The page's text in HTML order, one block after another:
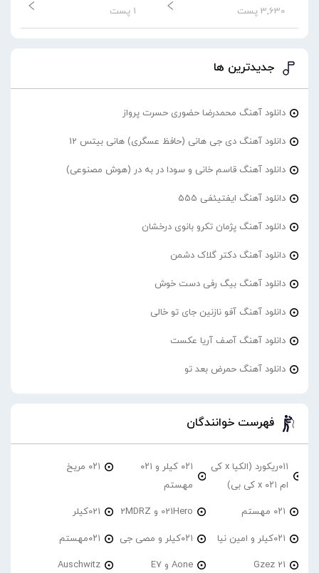
3,630 پست
1 پست
جدیدترین ها
دانلود آهنگ محمدرضا حضورى حسرت پرواز
دانلود آهنگ دی جی هانی (حافظ عسگری) هانی بیتس 12
دانلود آهنگ قاسم خانی و سودا در به در (هوش مصنوعی)
دانلود آهنگ ایفتیئفی 555
دانلود آهنگ پژمان تکرو بانوی درخشان
دانلود آهنگ دکتر گلاک دشمن
دانلود آهنگ بیگ رفی دست خوش
دانلود آهنگ آفو نازنین جای تو خالی
دانلود آهنگ آصف آریا عکست
دانلود آهنگ حمرض بعد تو
فهرست خوانندگان
۰۱۱ریکورد (الکیا x کی
ام ۰۲۱ x کی بی)
۰۲۱ کیلر و ۰۲۱
مهستم
۰۲۱ مریخ
۰۲۱ مهستم 021Hero و 2MDRZ 021کیلر
۰۲۱کیلر و امین نیا ۰۲۱کیلر و مصی جی ۰۲۱مهستم
21 Gzez Aone و E7 Auschwitz